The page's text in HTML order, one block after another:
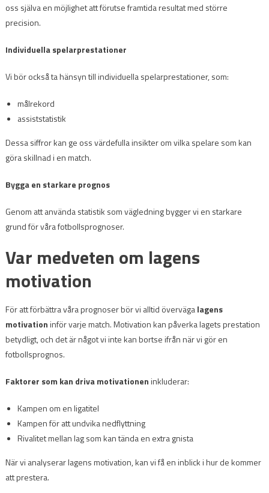
oss själva en möjlighet att förutse framtida resultat med större
precision.
Individuella spelarprestationer
Vi bör också ta hänsyn till individuella spelarprestationer, som:
målrekord
assiststatistik
Dessa siffror kan ge oss värdefulla insikter om vilka spelare som kan
göra skillnad i en match.
Bygga en starkare prognos
Genom att använda statistik som vägledning bygger vi en starkare
grund för våra fotbollsprognoser.
Var medveten om lagens
motivation
För att förbättra våra prognoser bör vi alltid övervägalagens
motivationinför varje match. Motivation kan påverka lagets prestation
betydligt, och det är något vi inte kan bortse ifrån när vi gör en
fotbollsprognos.
Faktorer som kan driva motivationeninkluderar:
Kampen om en ligatitel
Kampen för att undvika nedflyttning
Rivalitet mellan lag som kan tända en extra gnista
När vi analyserar lagens motivation, kan vi få en inblick i hur de kommer
att prestera.